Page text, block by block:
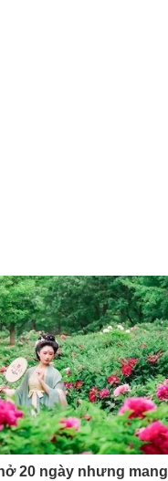
20 ngày nhưng mang